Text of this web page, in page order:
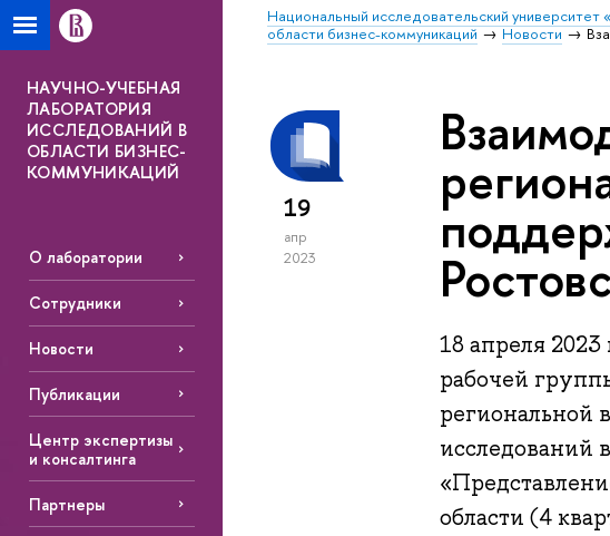
Национальный исследовательский университет
области бизнес-коммуникаций
Новости
НАУЧНО-УЧЕБНАЯ
ЛАБОРАТОРИЯ
ИССЛЕДОВАНИЙ В
ОБЛАСТИ БИЗНЕС-
КОММУНИКАЦИЙ
О лаборатории
Сотрудники
Новости
Публикации
Центр экспертизы
и консалтинга
Партнеры
19
апр
2023
18 апреля
рабочей
региональной
исследований
области (4